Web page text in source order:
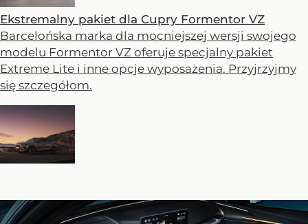
Ekstremalny pakiet dla Cupry Formentor VZ
Barcelońska marka dla mocniejszej wersji swojego
modelu Formentor VZ oferuje specjalny pakiet
Extreme Lite i inne opcje wyposażenia. Przyjrzyjmy
się szczegółom.